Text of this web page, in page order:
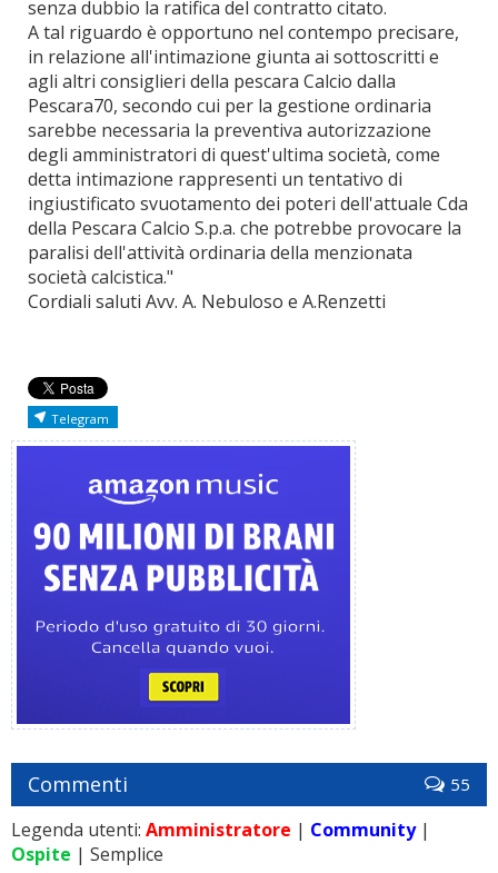
senza dubbio la ratifica del contratto citato.
A tal riguardo è opportuno nel contempo precisare,
in relazione all'intimazione giunta ai sottoscritti e
agli altri consiglieri della pescara Calcio dalla
Pescara70, secondo cui per la gestione ordinaria
sarebbe necessaria la preventiva autorizzazione
degli amministratori di quest'ultima società, come
detta intimazione rappresenti un tentativo di
ingiustificato svuotamento dei poteri dell'attuale Cda
della Pescara Calcio S.p.a. che potrebbe provocare la
paralisi dell'attività ordinaria della menzionata
società calcistica."
Cordiali saluti Avv. A. Nebuloso e A.Renzetti
Telegram
Commenti 55
Legenda utenti: Amministratore | Community|
Ospite | Semplice